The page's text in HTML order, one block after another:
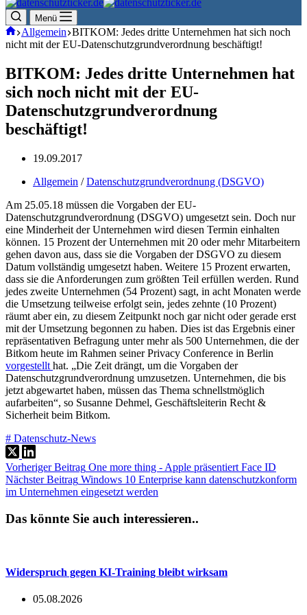
Menü
Start
Allgemein BITKOM: Jedes dritte Unternehmen hat sich noch
nicht mit der EU-Datenschutzgrundverordnung beschäftigt!
BITKOM: Jedes dritte Unternehmen hat
sich noch nicht mit der EU-
Datenschutzgrundverordnung
beschäftigt!
19.09.2017
Allgemein /Datenschutzgrundverordnung (DSGVO)
Am 25.05.18 müssen die Vorgaben der EU-
Datenschutzgrundverordnung (DSGVO) umgesetzt sein. Doch nur
eine Minderheit der Unternehmen wird diesen Termin einhalten
können. 15 Prozent der Unternehmen mit 20 oder mehr Mitarbeitern
gehen davon aus, dass sie die Vorgaben der DSGVO zu diesem
Datum vollständig umgesetzt haben. Weitere 15 Prozent erwarten,
dass sie die Anforderungen zum größten Teil erfüllen werden. Rund
jedes zweite Unternehmen (54 Prozent) sagt, in acht Monaten werde
die Umsetzung teilweise erfolgt sein, jedes zehnte (10 Prozent)
räumt aber ein, zu diesem Zeitpunkt noch gar nicht oder gerade erst
mit der Umsetzung begonnen zu haben. Dies ist das Ergebnis einer
repräsentativen Befragung unter mehr als 500 Unternehmen, die der
Bitkom heute im Rahmen seiner Privacy Conference in Berlin
vorgestellt hat. „Die Zeit drängt, um die Vorgaben der
Datenschutzgrundverordnung umzusetzen. Unternehmen, die bis
jetzt abgewartet haben, müssen das Thema schnellstmöglich
aufarbeiten“, so Susanne Dehmel, Geschäftsleiterin Recht &
Sicherheit beim Bitkom.
# Datenschutz-News
VorherigerBeitrag One more thing - Apple präsentiert Face ID
NächsterBeitrag Windows 10 Enterprise kann datenschutzkonform
im Unternehmen eingesetzt werden
Das könnte Sie auch interessieren..
Widerspruch gegen KI-Training bleibt wirksam
05.08.2026